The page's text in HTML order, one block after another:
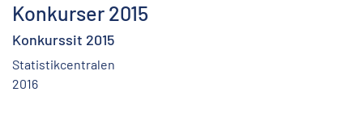
Konkurser 2015
Konkurssit 2015
Statistikcentralen
2016